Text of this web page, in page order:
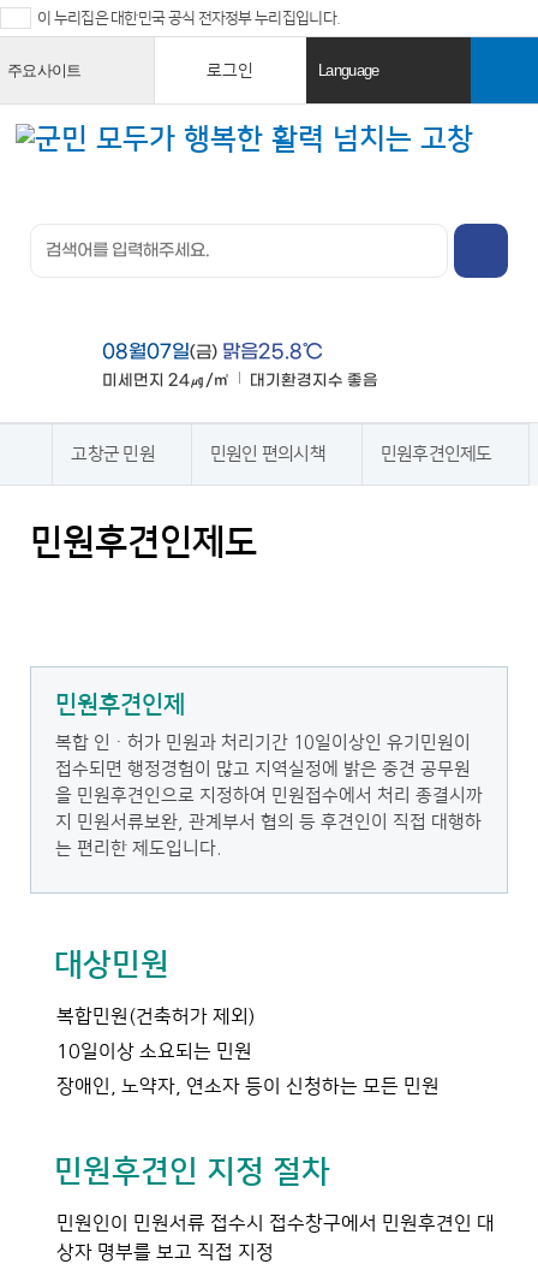
이 누리집은 대한민국 공식 전자정부 누리집입니다.
주요사이트 로그인 Language
기
08월07일(금) 맑음25.8℃
미세먼지 24㎍/㎥ 대기환경지수 좋음
열기
고창군 민원 민원인 편의시책 민원후견인제도
민원후견인제도
민원후견인제
복합 인ㆍ허가 민원과 처리기간 10일이상인 유기민원이
접수되면 행정경험이 많고 지역실정에 밝은 중견 공무원
을 민원후견인으로 지정하여 민원접수에서 처리 종결시까
지 민원서류보완, 관계부서 협의 등 후견인이 직접 대행하
는 편리한 제도입니다.
대상민원
복합민원(건축허가 제외)
10일이상 소요되는 민원
장애인, 노약자, 연소자 등이 신청하는 모든 민원
민원후견인 지정 절차
민원인이 민원서류 접수시 접수창구에서 민원후견인 대
상자 명부를 보고 직접 지정